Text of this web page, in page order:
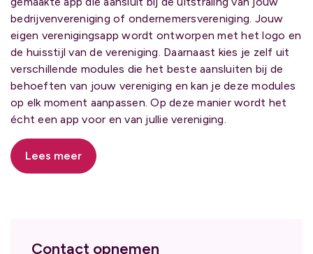
bedrijvenvereniging of ondernemersvereniging. Jouw
eigen verenigingsapp wordt ontworpen met het logo en
de huisstijl van de vereniging. Daarnaast kies je zelf uit
verschillende modules die het beste aansluiten bij de
behoeften van jouw vereniging en kan je deze modules
op elk moment aanpassen. Op deze manier wordt het
écht een app voor en van jullie vereniging.
Lees meer
Contact opnemen